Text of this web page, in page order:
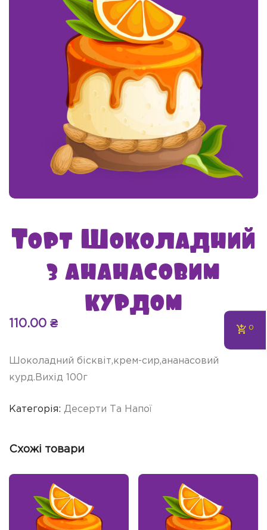
Торт Шоколадний
з ананасовим
курдом
110.00 ₴
Шоколадний бісквіт,крем-сир,ананасовий
курд.Вихід 100г
Категорія: Десерти Та Напої
Схожі товари
0